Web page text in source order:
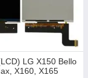
LG X150 Bello
X160, X165